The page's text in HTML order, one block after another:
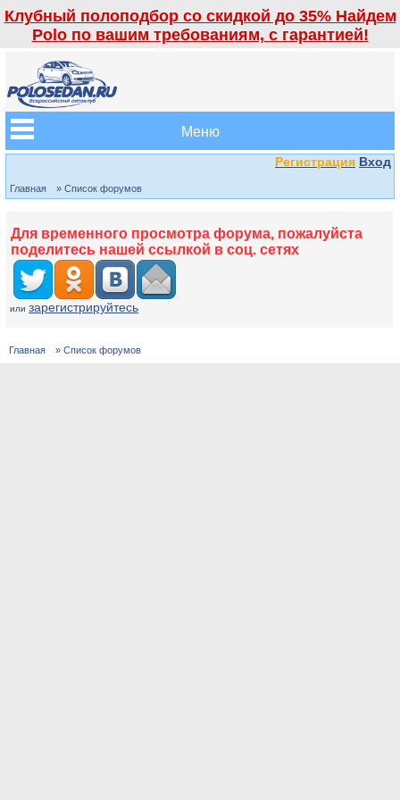
Клубный полоподбор со скидкой до 35% Найдем
Polo по вашим требованиям, с гарантией!
Меню
Регистрация Вход
Главная » Список форумов
Для временного просмотра форума, пожалуйста
поделитесь нашей ссылкой в соц. сетях
или зарегистрируйтесь
Главная » Список форумов